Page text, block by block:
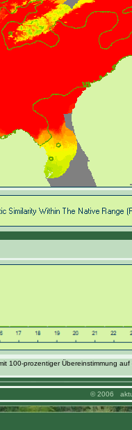
100-prozentiger Übereinstimmung
© 2006